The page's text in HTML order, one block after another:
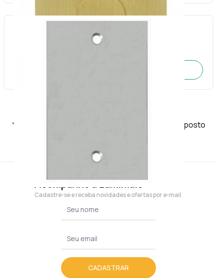
Cód.: 4050
*Os produtos importados terão acréscimo de imposto
Acompanhe a Lumimais
Cadastre-se e receba novidades e ofertas por e-mail.
CADASTRAR